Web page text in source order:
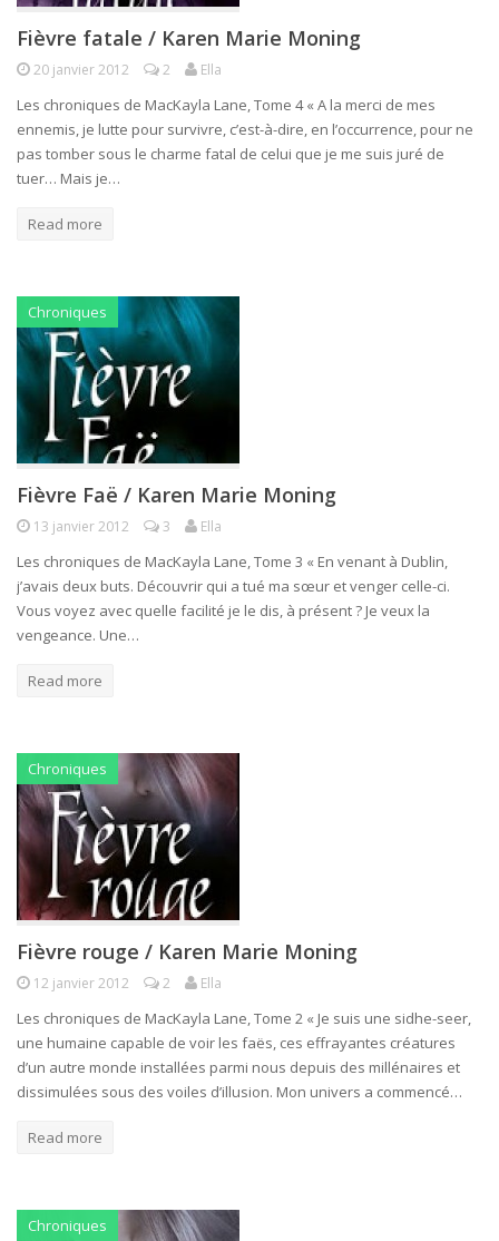
Fièvre fatale / Karen Marie Moning
20 janvier 2012 2 Ella
Les chroniques de MacKayla Lane, Tome 4 « A la merci de mes
ennemis, je lutte pour survivre, c’est-à-dire, en l’occurrence, pour ne
pas tomber sous le charme fatal de celui que je me suis juré de
tuer… Mais je…
Read more
Chroniques
Fièvre Faë / Karen Marie Moning
13 janvier 2012 3 Ella
Les chroniques de MacKayla Lane, Tome 3 « En venant à Dublin,
j’avais deux buts. Découvrir qui a tué ma sœur et venger celle-ci.
Vous voyez avec quelle facilité je le dis, à présent ? Je veux la
vengeance. Une…
Read more
Chroniques
Fièvre rouge / Karen Marie Moning
12 janvier 2012 2 Ella
Les chroniques de MacKayla Lane, Tome 2 « Je suis une sidhe-seer,
une humaine capable de voir les faës, ces effrayantes créatures
d’un autre monde installées parmi nous depuis des millénaires et
dissimulées sous des voiles d’illusion. Mon univers a commencé…
Read more
Chroniques